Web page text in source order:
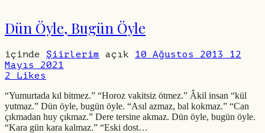
Dün Öyle, Bugün Öyle
içinde Şiirlerim açık 10 Ağustos 2013 12
Mayıs 2021
2
Likes
“Yumurtada kıl bitmez.” “Horoz vakitsiz ötmez.” Âkil insan “kül
yutmaz.” Dün öyle, bugün öyle. “Asıl azmaz, bal kokmaz.” “Can
çıkmadan huy çıkmaz.” Dere tersine akmaz. Dün öyle, bugün öyle.
“Kara gün kara kalmaz.” “Eski dost…